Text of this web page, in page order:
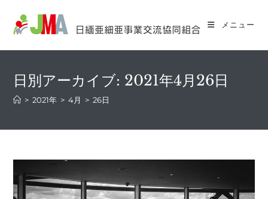
ン
メニュー
日別アーカイブ: 2021年4月26日
> 2021年 > 4月 > 26日